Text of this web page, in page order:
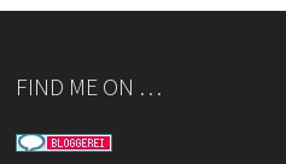
FIND ME ON …